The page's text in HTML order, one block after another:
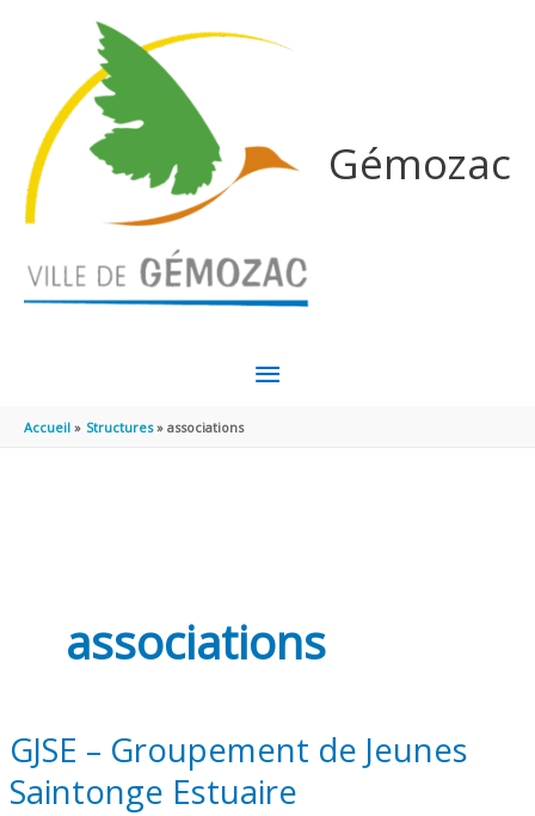
Gémozac
MENU
Accueil Structures associations
associations
GJSE – Groupement de Jeunes
Saintonge Estuaire